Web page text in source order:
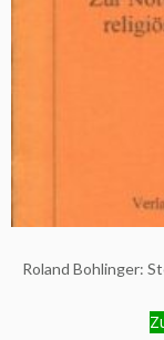
Roland Bohlinger: